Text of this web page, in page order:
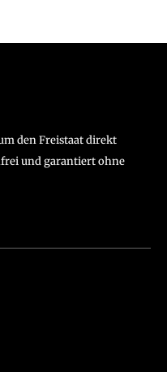
den Freistaat direkt
und garantiert ohne